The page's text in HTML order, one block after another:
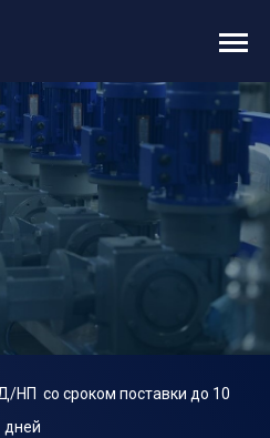
НП со сроком поставки до 10
дней